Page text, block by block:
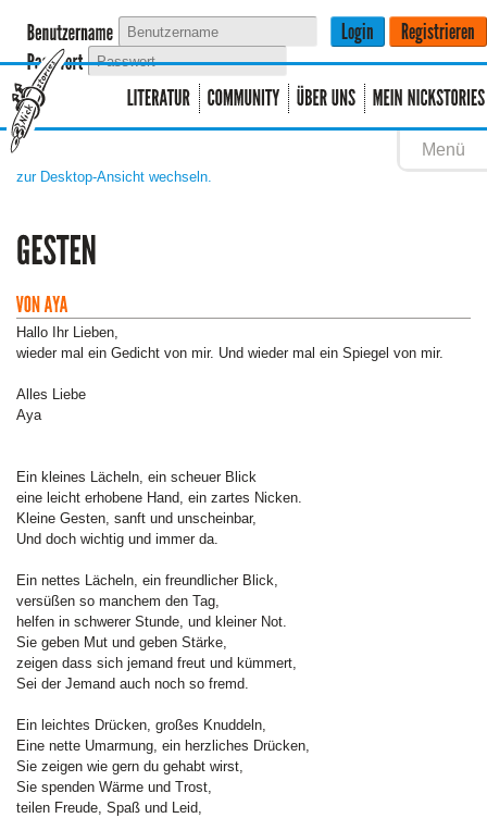
Menü
zur Desktop-Ansicht wechseln.
Hallo Ihr Lieben,
wieder mal ein Gedicht von mir. Und wieder mal ein Spiegel von mir.
Alles Liebe
Aya
Ein kleines Lächeln, ein scheuer Blick
eine leicht erhobene Hand, ein zartes Nicken.
Kleine Gesten, sanft und unscheinbar,
Und doch wichtig und immer da.
Ein nettes Lächeln, ein freundlicher Blick,
versüßen so manchem den Tag,
helfen in schwerer Stunde, und kleiner Not.
Sie geben Mut und geben Stärke,
zeigen dass sich jemand freut und kümmert,
Sei der Jemand auch noch so fremd.
Ein leichtes Drücken, großes Knuddeln,
Eine nette Umarmung, ein herzliches Drücken,
Sie zeigen wie gern du gehabt wirst,
Sie spenden Wärme und Trost,
teilen Freude, Spaß und Leid,